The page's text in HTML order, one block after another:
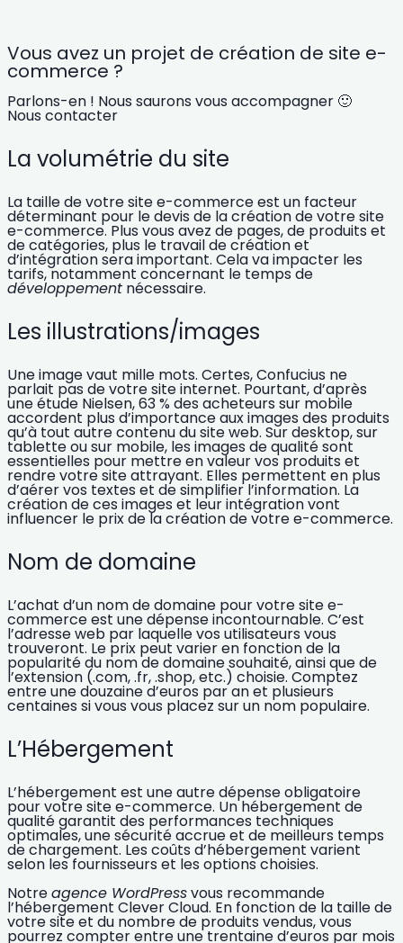
Vous avez un projet de création de site e-
commerce ?
Parlons-en ! Nous saurons vous accompagner 🙂
Nous contacter
La volumétrie du site
La taille de votre site e-commerceest un facteur
déterminant pour ledevis de la création de votre site
e-commerce. Plus vous avez de pages, de produits et
de catégories, plus le travail de création et
d’intégration sera important. Cela va impacter les
tarifs, notamment concernant le temps de
développement nécessaire.
Les illustrations/images
Une image vaut mille mots. Certes, Confucius ne
parlait pas de votre site internet. Pourtant, d’après
une étude Nielsen, 63 % des acheteurs sur mobile
accordent plus d’importance auximages des produits
qu’à tout autre contenu du site web. Sur desktop, sur
tablette ou sur mobile, les images de qualité sont
essentielles pour mettre en valeur vos produits et
rendre votre site attrayant. Elles permettent en plus
d’aérer vos textes et de simplifier l’information. La
création de ces images et leur intégration vont
influencer le prix de la création de votre e-commerce.
Nom de domaine
L’achat d’un nom de domaine pour votre site e-
commerce est une dépense incontournable. C’est
l’adresse web par laquelle vos utilisateurs vous
trouveront. Le prix peut varier en fonction de la
popularité du nom de domaine souhaité, ainsi que de
l’extension (.com, .fr, .shop, etc.) choisie. Comptez
entre une douzaine d’euros par an et plusieurs
centaines si vous vous placez sur un nom populaire.
L’Hébergement
L’hébergement est une autre dépense obligatoire
pour votre site e-commerce. Un hébergement de
qualité garantit des performances techniques
optimales, une sécurité accrue et de meilleurs temps
de chargement. Les coûts d’hébergement varient
selon les fournisseurs et les options choisies.
Notreagence WordPressvous recommande
l’hébergement Clever Cloud. En fonction de la taille de
votre site et du nombre de produits vendus, vous
pourrez compter entre une trentaine d’euros par mois